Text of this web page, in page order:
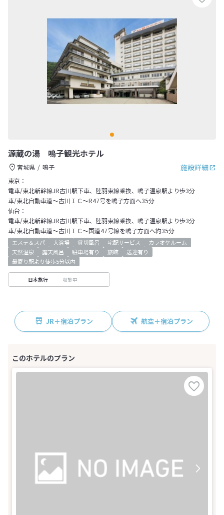
源蔵の湯 鳴子観光ホテル
施設詳細
宮城県
鳴子
東京：
電車/東北新幹線JR古川駅下車、陸羽東線乗換、鳴子温泉駅より歩3分
車/東北自動車道～古川ＩＣ～R47号を鳴子方面へ35分
仙台：
電車/東北新幹線JR古川駅下車、陸羽東線乗換、鳴子温泉駅より歩3分
車/東北自動車道～古川ＩＣ～国道47号線を鳴子方面へ約35分
エステ＆スパ 大浴場 貸切風呂 宅配サービス
カラオケルーム
天然温泉
露天風呂 駐車場有り 旅館
送迎有り
最寄り駅より徒歩5分以内
日本旅行 収集中
JR＋宿泊プラン 航空＋宿泊プラン